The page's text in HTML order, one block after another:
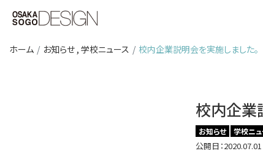
ホーム お知らせ , 学校ニュース 校内企業説明会を実施しました。
校内企業
お知らせ 学校ニュ
公開日：2020.07.01